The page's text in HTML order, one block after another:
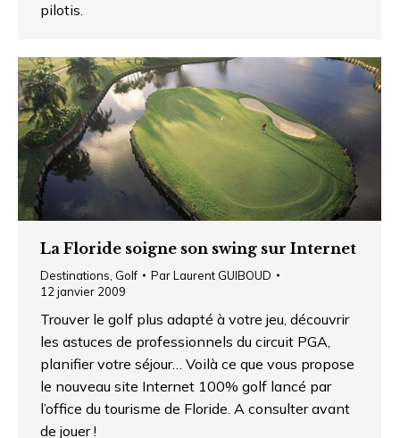
pilotis.
La Floride soigne son swing sur Internet
Destinations Golf ParLaurent GUIBOUD
12 janvier 2009
Trouver le golf plus adapté à votre jeu, découvrir
les astuces de professionnels du circuit PGA,
planifier votre séjour… Voilà ce que vous propose
le nouveau site Internet 100% golf lancé par
l’office du tourisme de Floride. A consulter avant
de jouer !